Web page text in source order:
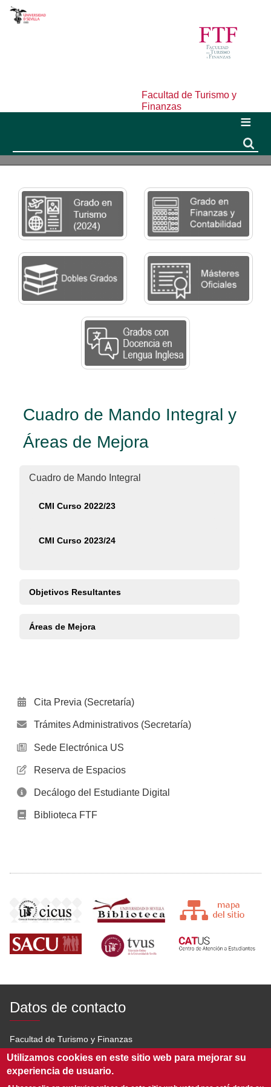
Facultad de Turismo y
Finanzas
Cuadro de Mando Integral y
Áreas de Mejora
Cuadro de Mando Integral
CMI Curso 2022/23
CMI Curso 2023/24
Objetivos Resultantes
Áreas de Mejora
Cita Previa (Secretaría)
Trámites Administrativos (Secretaría)
Sede Electrónica US
Reserva de Espacios
Decálogo del Estudiante Digital
Biblioteca FTF
Datos de contacto
Facultad de Turismo y Finanzas
Av. San Francisco Javier s/n 41018 Sevilla
Utilizamos cookies en este sitio web para mejorar su
experiencia de usuario.